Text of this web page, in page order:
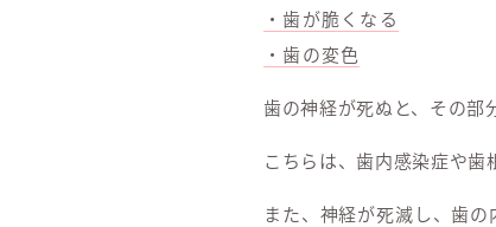
・歯が脆くなる
・歯の変色
歯の神経が死ぬと、その部
こちらは、歯内感染症や歯
また、神経が死滅し、歯